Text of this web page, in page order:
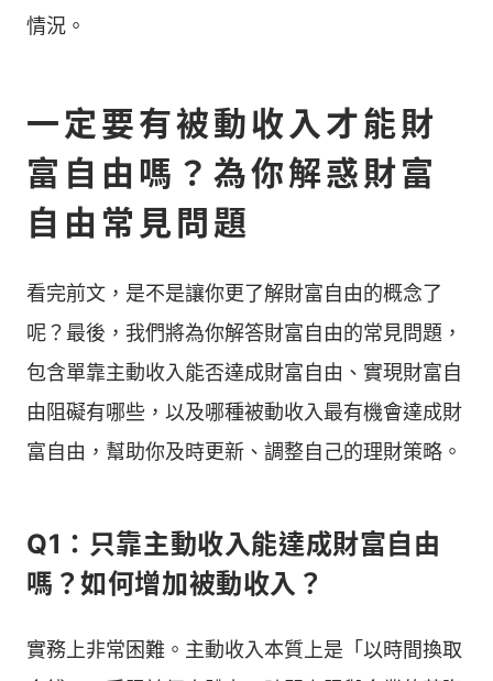
情況。
一定要有被動收入才能財
富自由嗎？為你解惑財富
自由常見問題
看完前文，是不是讓你更了解財富自由的概念了
呢？最後，我們將為你解答財富自由的常見問題，
包含單靠主動收入能否達成財富自由、實現財富自
由阻礙有哪些，以及哪種被動收入最有機會達成財
富自由，幫助你及時更新、調整自己的理財策略。
Q1：只靠主動收入能達成財富自由
嗎？如何增加被動收入？
實務上非常困難。主動收入本質上是「以時間換取